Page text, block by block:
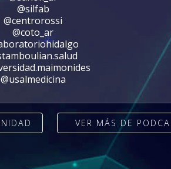
@silfab
@centrorossi
@coto_ar
@usalmedicina
VER MÁS DE